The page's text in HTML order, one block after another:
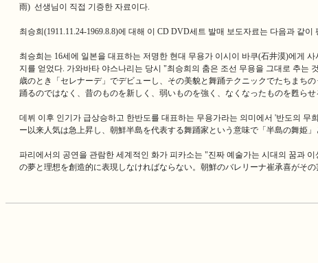
雨) 선생님이 직접 기증한 자료이다.
최승희(1911.11.24-1969.8.8)에 대해 이 CD DVD세트 발매 보도자료는 다음과 같이
최승희는 16세에 일본을 대표하는 저명한 현대 무용가 이시이 바쿠(石井漠)에게
지를 얻었다. 가와바타 야스나리는 당시 "최승희의 춤은 조선 무용을 그대로 추는
歳のとき「セレナーデ」でデビューし、その美貌と舞踊テクニックでたちまち
踊るのではなく、昔のものを新しく、弱いものを強く、なくなったものを甦ら
데뷔 이후 인기가 급상승하고 한반도를 대표하는 무용가라는 의미에서 '반도의
ー以来人気は急上昇し、朝鮮半島を代表する舞踊家という意味で「半島の舞姫
파리에서의 공연을 관람한 세계적인 화가 피카소는 "진짜 예술가는 시대의 꿈과
の夢と理想を創造的に表現しなければならない。朝鮮のバレリーナ崔承喜がそ